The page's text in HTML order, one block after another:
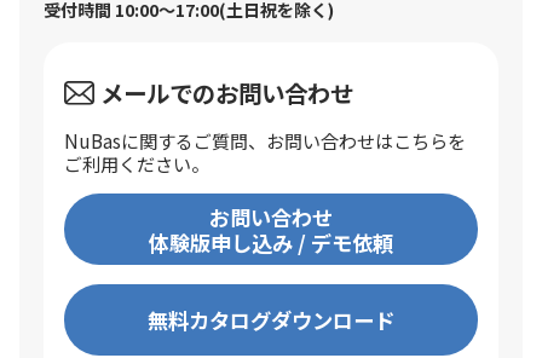
受付時間 10:00〜17:00(土日祝を除く)
メールでのお問い合わせ
NuBasに関するご質問、お問い合わせはこちらを
ご利用ください。
お問い合わせ
体験版申し込み / デモ依頼
無料カタログダウンロード